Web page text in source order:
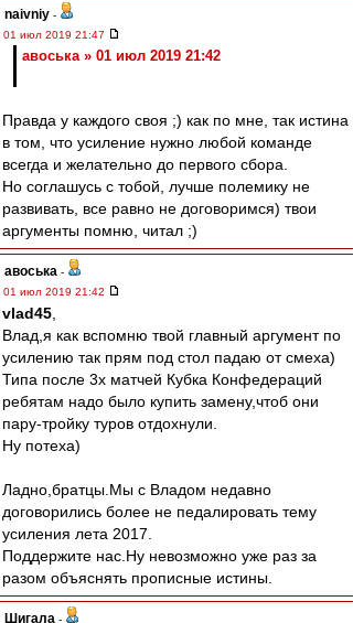
naivniy -
01 июл 2019 21:47
авоська » 01 июл 2019 21:42
Правда у каждого своя ;) как по мне, так истина
в том, что усиление нужно любой команде
всегда и желательно до первого сбора.
Но соглашусь с тобой, лучше полемику не
развивать, все равно не договоримся) твои
аргументы помню, читал ;)
авоська -
01 июл 2019 21:42
vlad45
Влад,я как вспомню твой главный аргумент по
усилению так прям под стол падаю от смеха)
Типа после 3х матчей Кубка Конфедераций
ребятам надо было купить замену,чтоб они
пару-тройку туров отдохнули.
Ну потеха)
Ладно,братцы.Мы с Владом недавно
договорились более не педалировать тему
усиления лета 2017.
Поддержите нас.Ну невозможно уже раз за
разом объяснять прописные истины.
Шигала -